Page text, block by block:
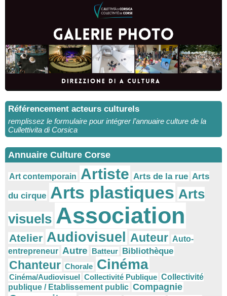
Référencement acteurs culturels
remplissez le formulaire pour intégrer l’annuaire culture de la
Cullettivita di Corsica
Annuaire Culture Corse
Art contemporain Artiste Arts de la rue Arts
du cirque Arts plastiques Arts
visuels Association
Atelier Audiovisuel Auteur Auto-
entrepreneur Autre Batteur Bibliothèque
Chanteur Chorale Cinéma
Cinéma/Audiovisuel Collectivité Publique Collectivité
publique / Etablissement public Compagnie